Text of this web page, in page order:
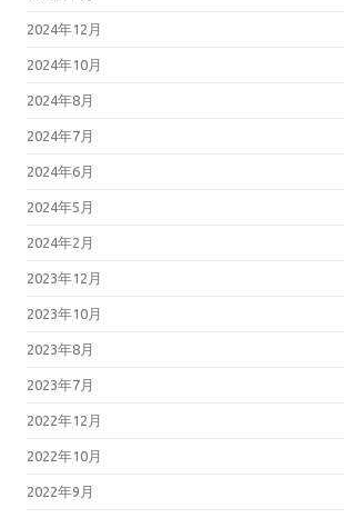
2024年12月
2024年10月
2024年8月
2024年7月
2024年6月
2024年5月
2024年2月
2023年12月
2023年10月
2023年8月
2023年7月
2022年12月
2022年10月
2022年9月